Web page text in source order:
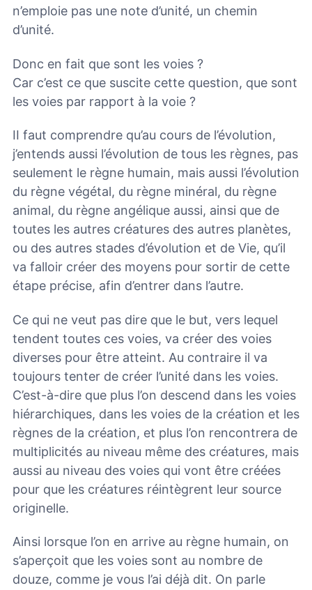
n’emploie pas une note d’unité, un chemin
d’unité.
Donc en fait que sont les voies ?
Car c’est ce que suscite cette question, que sont
les voies par rapport à la voie ?
II faut comprendre qu’au cours de l’évolution,
j’entends aussi l’évolution de tous les règnes, pas
seulement le règne humain, mais aussi l’évolution
du règne végétal, du règne minéral, du règne
animal, du règne angélique aussi, ainsi que de
toutes les autres créatures des autres planètes,
ou des autres stades d’évolution et de Vie, qu’il
va falloir créer des moyens pour sortir de cette
étape précise, afin d’entrer dans l’autre.
Ce qui ne veut pas dire que le but, vers lequel
tendent toutes ces voies, va créer des voies
diverses pour être atteint. Au contraire il va
toujours tenter de créer l’unité dans les voies.
C’est-à-dire que plus l’on descend dans les voies
hiérarchiques, dans les voies de la création et les
règnes de la création, et plus l’on rencontrera de
multiplicités au niveau même des créatures, mais
aussi au niveau des voies qui vont être créées
pour que les créatures réintègrent leur source
originelle.
Ainsi lorsque l’on en arrive au règne humain, on
s’aperçoit que les voies sont au nombre de
douze, comme je vous l’ai déjà dit. On parle